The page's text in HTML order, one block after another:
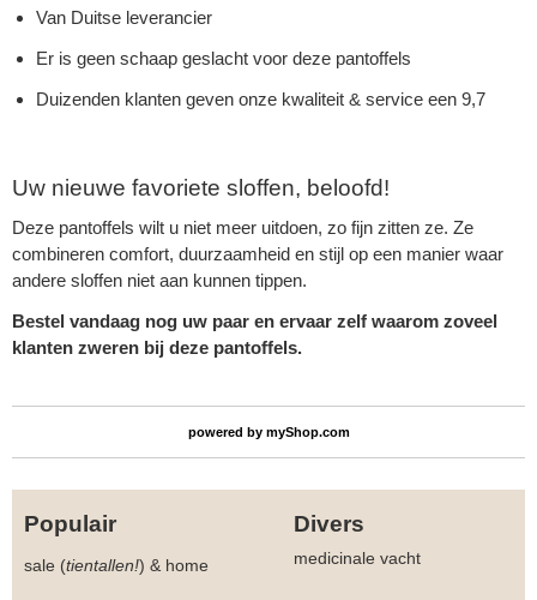
Van Duitse leverancier
Er is geen schaap geslacht voor deze pantoffels
Duizenden klanten geven onze kwaliteit & service een 9,7
Uw nieuwe favoriete sloffen, beloofd!
Deze pantoffels wilt u niet meer uitdoen, zo fijn zitten ze. Ze
combineren comfort, duurzaamheid en stijl op een manier waar
andere sloffen niet aan kunnen tippen.
Bestel vandaag nog uw paar en ervaar zelf waarom zoveel
klanten zweren bij deze pantoffels.
powered by myShop.com
Populair Divers
sale (tientallen!) & home medicinale vacht